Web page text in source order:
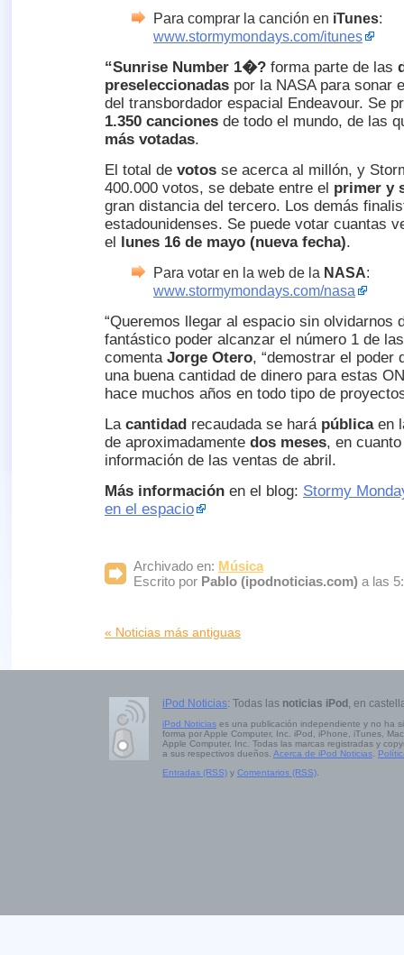
Para comprar la canción en iTunes:
www.stormymondays.com/itunes
“Sunrise Number 1�? forma parte de las
preseleccionadas por la NASA para sonar
del transbordador espacial Endeavour. Se
1.350 canciones de todo el mundo, de las
más votadas.
El total de votos se acerca al millón, y
400.000 votos, se debate entre el primer y
gran distancia del tercero. Los demás
estadounidenses. Se puede votar cuantas
el lunes 16 de mayo (nueva fecha).
Para votar en la web de la NASA:
www.stormymondays.com/nasa
“Queremos llegar al espacio sin olvidarnos
fantástico poder alcanzar el número 1 de
comenta Jorge Otero, “demostrar el poder
una buena cantidad de dinero para estas
hace muchos años en todo tipo de
La cantidad recaudada se hará públicaen
de aproximadamente dos meses, en
información de las ventas de abril.
Más información en el blog: Stormy
en el espacio
Archivado en: Música
Escrito por Pablo (ipodnoticias.com) a las
« Noticias más antiguas
iPod Noticias: Todas las noticias iPod , en
iPod Noticias es una publicación independiente y no ha
forma por Apple Computer, Inc. iPod, iPhone, iTunes,
Apple Computer, Inc. Todas las marcas registradas y
a sus respectivos dueños. Acerca de iPod Noticias
Entradas (RSS) y Comentarios (RSS)